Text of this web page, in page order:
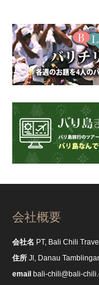
会社概要
会社名 PT, Bali Chili Travel
住所 Jl, Danau
email bali-chili@bali-